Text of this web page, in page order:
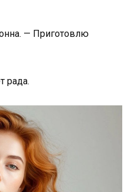
— Приготовлю
рада.